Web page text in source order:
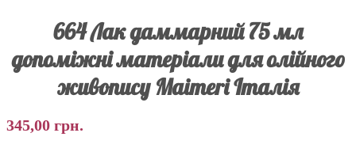
664 Лак даммарний 75 мл
допоміжні матеріали для олійного
живопису Maimeri Італія
345,00 грн.